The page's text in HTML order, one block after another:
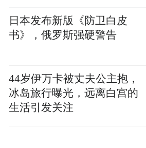
日本发布新版《防卫白皮
书》，俄罗斯强硬警告
44岁伊万卡被丈夫公主抱，
冰岛旅行曝光，远离白宫的
生活引发关注